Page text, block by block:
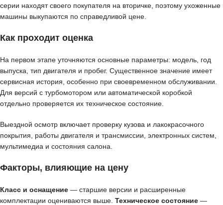
серии находят своего покупателя на вторичке, поэтому ухоженные
машины выкупаются по справедливой цене.
Как проходит оценка
На первом этапе уточняются основные параметры: модель, год
выпуска, тип двигателя и пробег. Существенное значение имеет
сервисная история, особенно при своевременном обслуживании.
Для версий с турбомотором или автоматической коробкой
отдельно проверяется их техническое состояние.
Выездной осмотр включает проверку кузова и лакокрасочного
покрытия, работы двигателя и трансмиссии, электронных систем,
мультимедиа и состояния салона.
Факторы, влияющие на цену
Класс и оснащение — старшие версии и расширенные
комплектации оцениваются выше. Техническое состояние —